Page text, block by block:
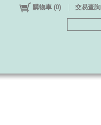
購物車 (0) 交易查詢